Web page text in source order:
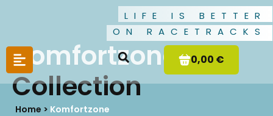
LIFE IS BETTER
ON RACETRACKS
0,00 €
Komfortzone
Collection
Home > Komfortzone